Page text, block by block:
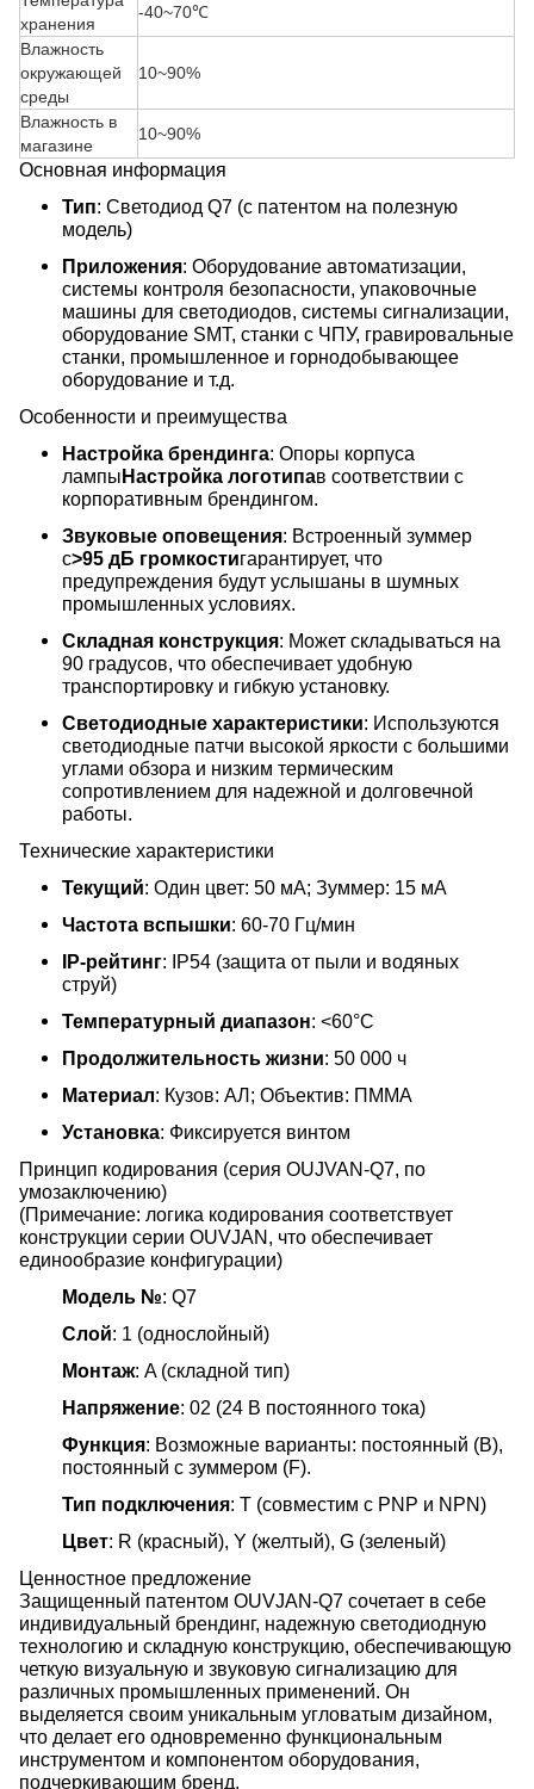
хранения
-40~70℃
Влажность
окружающей
среды
10~90%
Влажность в
магазине
10~90%
Основная информация
Тип: Светодиод Q7 (с патентом на полезную
модель)
Приложения: Оборудование автоматизации,
системы контроля безопасности, упаковочные
машины для светодиодов, системы сигнализации,
оборудование SMT, станки с ЧПУ, гравировальные
станки, промышленное и горнодобывающее
оборудование и т.д.
Особенности и преимущества
Настройка брендинга: Опоры корпуса
лампыНастройка логотипав соответствии с
корпоративным брендингом.
Звуковые оповещения: Встроенный зуммер
с>95 дБ громкостигарантирует, что
предупреждения будут услышаны в шумных
промышленных условиях.
Складная конструкция: Может складываться на
90 градусов, что обеспечивает удобную
транспортировку и гибкую установку.
Светодиодные характеристики: Используются
светодиодные патчи высокой яркости с большими
углами обзора и низким термическим
сопротивлением для надежной и долговечной
работы.
Технические характеристики
Текущий: Один цвет: 50 мА; Зуммер: 15 мА
Частота вспышки: 60-70 Гц/мин
IP-рейтинг: IP54 (защита от пыли и водяных
струй)
Температурный диапазон: <60°С
Продолжительность жизни: 50 000 ч
Материал: Кузов: АЛ; Объектив: ПММА
Установка: Фиксируется винтом
Принцип кодирования (серия OUJVAN-Q7, по
умозаключению)
(Примечание: логика кодирования соответствует
конструкции серии OUVJAN, что обеспечивает
единообразие конфигурации)
Модель №: Q7
Слой: 1 (однослойный)
Монтаж: A (складной тип)
Напряжение: 02 (24 В постоянного тока)
Функция: Возможные варианты: постоянный (B),
постоянный с зуммером (F).
Тип подключения: T (совместим с PNP и NPN)
Цвет: R (красный), Y (желтый), G (зеленый)
Ценностное предложение
Защищенный патентом OUVJAN-Q7 сочетает в себе
индивидуальный брендинг, надежную светодиодную
технологию и складную конструкцию, обеспечивающую
четкую визуальную и звуковую сигнализацию для
различных промышленных применений. Он
выделяется своим уникальным угловатым дизайном,
что делает его одновременно функциональным
инструментом и компонентом оборудования,
подчеркивающим бренд.